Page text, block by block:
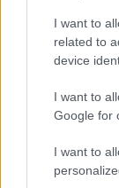
I want to
related to
device
I want to
Google for
I want to
Hajnalban
Szalagkorlátnak
Már reggel nyár
készüljön, ha
Hogyan került a
Odaúszott, majd